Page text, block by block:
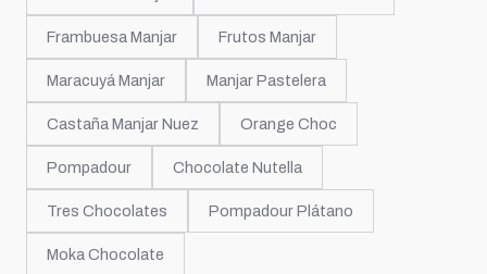
Frambuesa Manjar Frutos Manjar
Maracuyá Manjar Manjar Pastelera
Castaña Manjar Nuez Orange Choc
Pompadour Chocolate Nutella
Tres Chocolates Pompadour Plátano
Moka Chocolate